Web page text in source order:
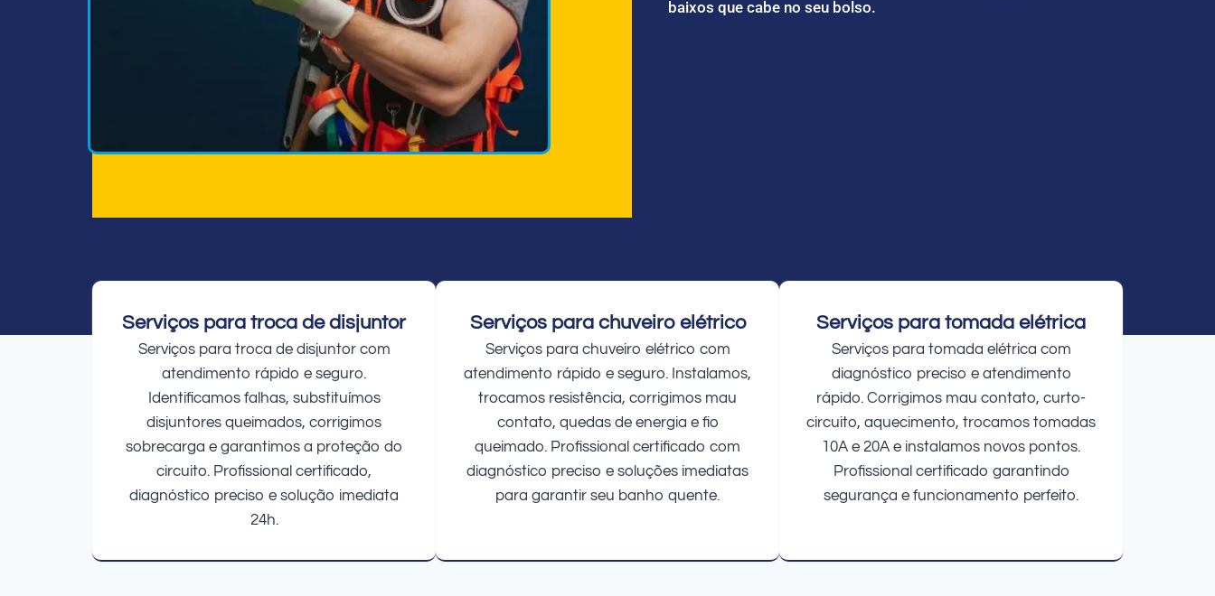
baixos que cabe no seu bolso.
Serviços para troca de disjuntor
Serviços para troca de disjuntor com
atendimento rápido e seguro.
Identificamos falhas, substituímos
disjuntores queimados, corrigimos
sobrecarga e garantimos a proteção do
circuito. Profissional certificado,
diagnóstico preciso e solução imediata
24h.
Serviços para chuveiro elétrico
Serviços para chuveiro elétrico com
atendimento rápido e seguro. Instalamos,
trocamos resistência, corrigimos mau
contato, quedas de energia e fio
queimado. Profissional certificado com
diagnóstico preciso e soluções imediatas
para garantir seu banho quente.
Serviços para tomada elétrica
Serviços para tomada elétrica com
diagnóstico preciso e atendimento
rápido. Corrigimos mau contato, curto-
circuito, aquecimento, trocamos tomadas
10A e 20A e instalamos novos pontos.
Profissional certificado garantindo
segurança e funcionamento perfeito.